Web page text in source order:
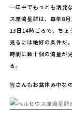
一年中でもっとも活発
ス座流星群は、毎年8
13日14時ごろで、ちょ
見るには絶好の条件だ
時間に数十個の流星が
る。
皆さんもお盆休み中な